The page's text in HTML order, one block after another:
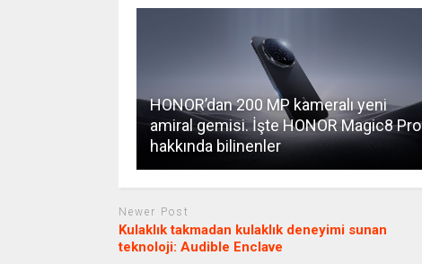
HONOR’dan 200 MP kameralı yeni
amiral gemisi. İşte HONOR Magic8 Pro
hakkında bilinenler
Newer Post
Kulaklık takmadan kulaklık deneyimi sunan
teknoloji: Audible Enclave